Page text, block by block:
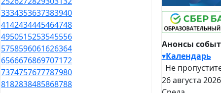
3334353637383940
4142434445464748
4950515253545556
5758596061626364
6566676869707172
7374757677787980
8182838485868788
Анонсы
▾Календарь
Не
26 августа